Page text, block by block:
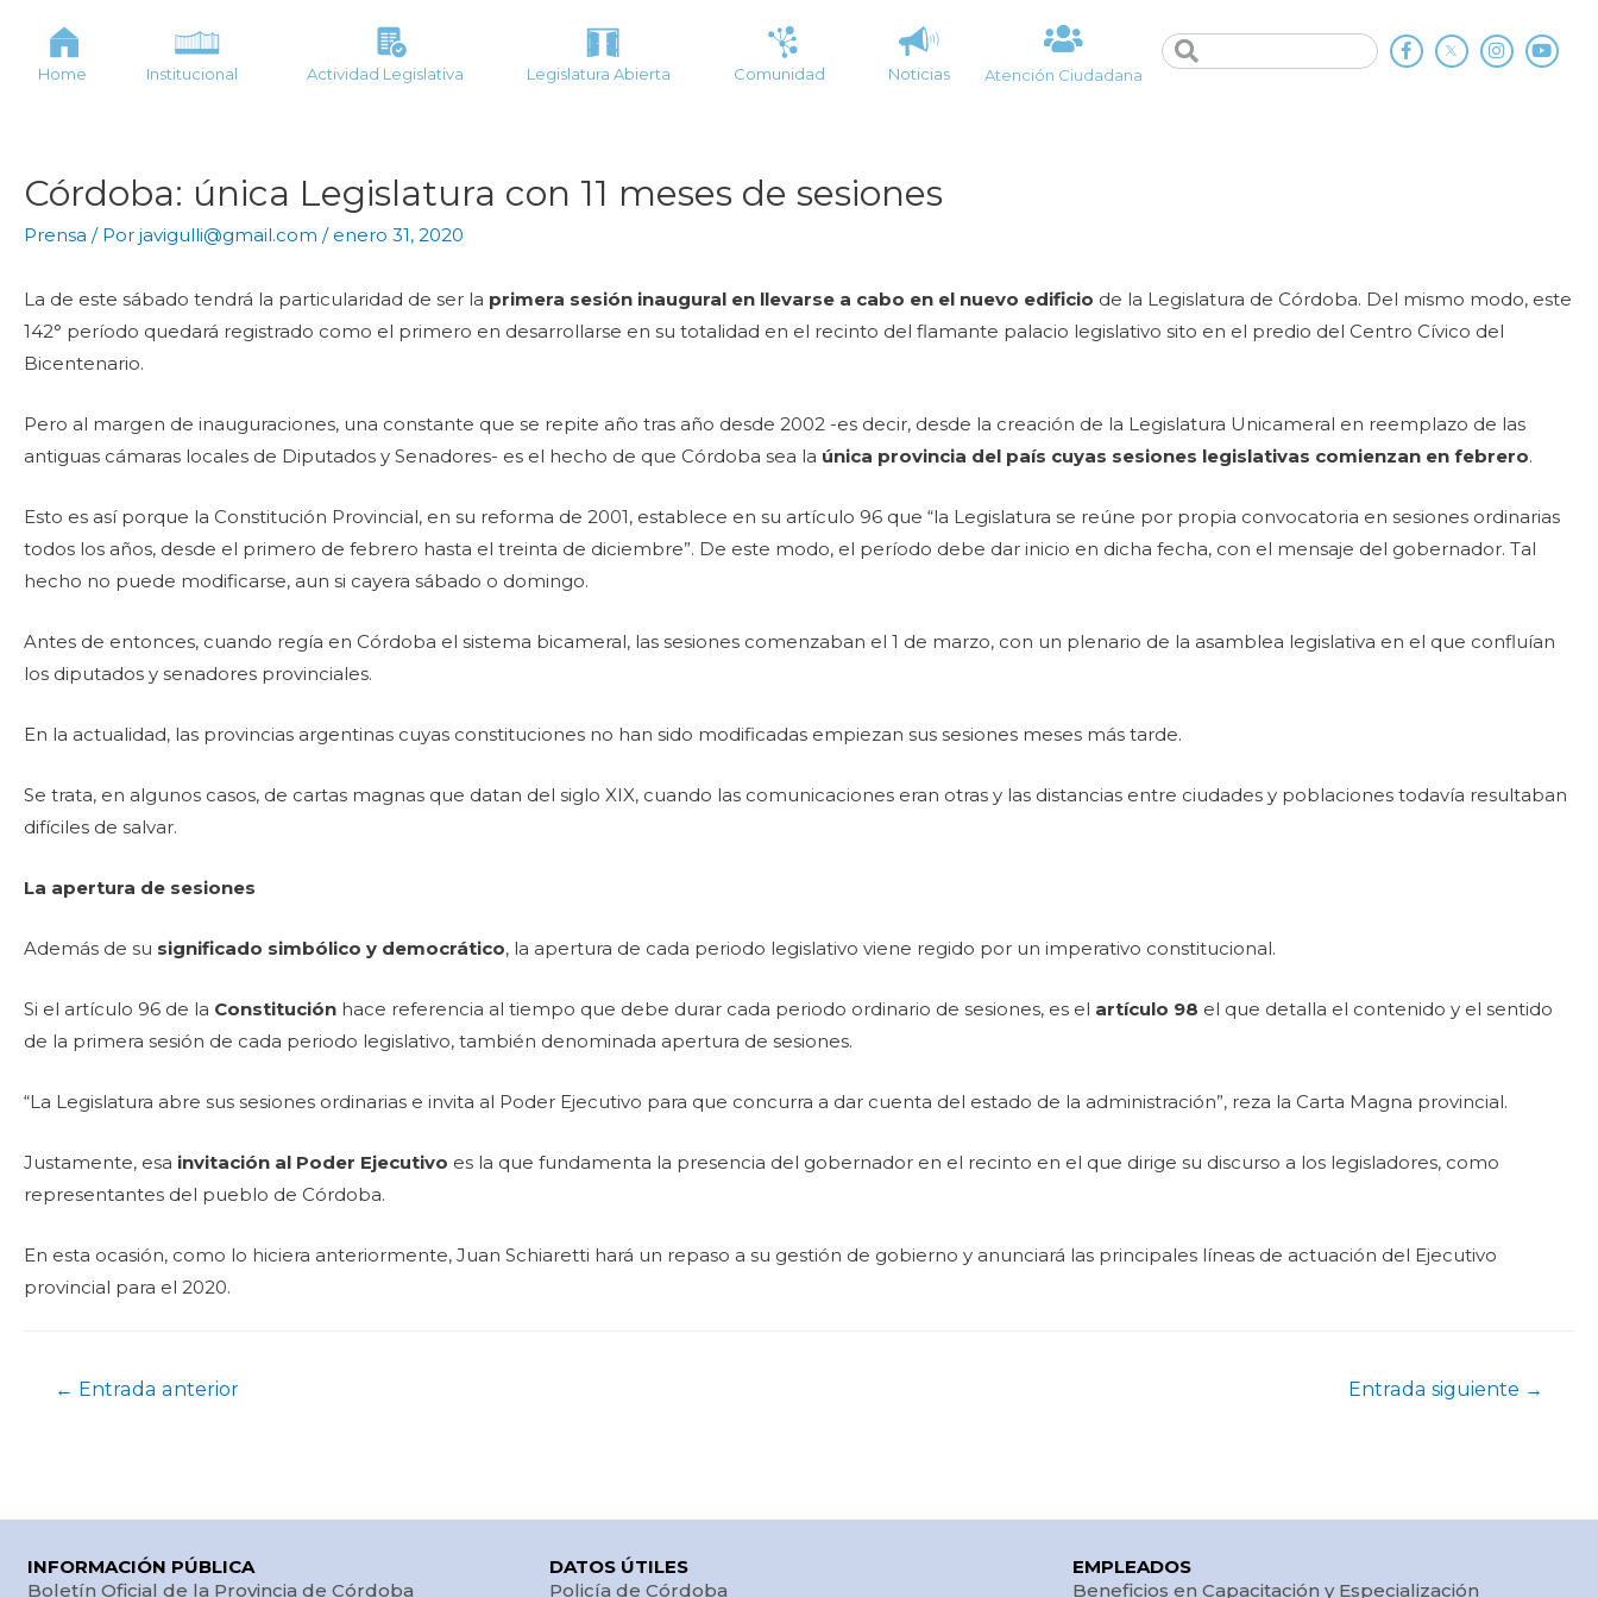
Home Institucional Actividad Legislativa Legislatura Abierta Comunidad Noticias Atención Ciudadana
Córdoba: única Legislatura con 11 meses de sesiones
Prensa / Por javigulli@gmail.com / enero 31, 2020
La de este sábado tendrá la particularidad de ser la primera sesión inaugural en llevarse a cabo en el nuevo edificio de la Legislatura de Córdoba. Del mismo modo, este
142° período quedará registrado como el primero en desarrollarse en su totalidad en el recinto del flamante palacio legislativo sito en el predio del Centro Cívico del
Bicentenario.
Pero al margen de inauguraciones, una constante que se repite año tras año desde 2002 -es decir, desde la creación de la Legislatura Unicameral en reemplazo de las
antiguas cámaras locales de Diputados y Senadores- es el hecho de que Córdoba sea la única provincia del país cuyas sesiones legislativas comienzan en febrero.
Esto es así porque la Constitución Provincial, en su reforma de 2001, establece en su artículo 96 que “la Legislatura se reúne por propia convocatoria en sesiones ordinarias
todos los años, desde el primero de febrero hasta el treinta de diciembre”. De este modo, el período debe dar inicio en dicha fecha, con el mensaje del gobernador. Tal
hecho no puede modificarse, aun si cayera sábado o domingo.
Antes de entonces, cuando regía en Córdoba el sistema bicameral, las sesiones comenzaban el 1 de marzo, con un plenario de la asamblea legislativa en el que confluían
los diputados y senadores provinciales.
En la actualidad, las provincias argentinas cuyas constituciones no han sido modificadas empiezan sus sesiones meses más tarde.
Se trata, en algunos casos, de cartas magnas que datan del siglo XIX, cuando las comunicaciones eran otras y las distancias entre ciudades y poblaciones todavía resultaban
difíciles de salvar.
La apertura de sesiones
Además de su significado simbólico y democrático, la apertura de cada periodo legislativo viene regido por un imperativo constitucional.
Si el artículo 96 de la Constitución hace referencia al tiempo que debe durar cada periodo ordinario de sesiones, es el artículo 98 el que detalla el contenido y el sentido
de la primera sesión de cada periodo legislativo, también denominada apertura de sesiones.
“La Legislatura abre sus sesiones ordinarias e invita al Poder Ejecutivo para que concurra a dar cuenta del estado de la administración”, reza la Carta Magna provincial.
Justamente, esa invitación al Poder Ejecutivo es la que fundamenta la presencia del gobernador en el recinto en el que dirige su discurso a los legisladores, como
representantes del pueblo de Córdoba.
En esta ocasión, como lo hiciera anteriormente, Juan Schiaretti hará un repaso a su gestión de gobierno y anunciará las principales líneas de actuación del Ejecutivo
provincial para el 2020.
← Entrada anterior Entrada siguiente →
INFORMACIÓN PÚBLICA
Boletín Oficial de la Provincia de Córdoba
DATOS ÚTILES
Policía de Córdoba
EMPLEADOS
Beneficios en Capacitación y Especialización